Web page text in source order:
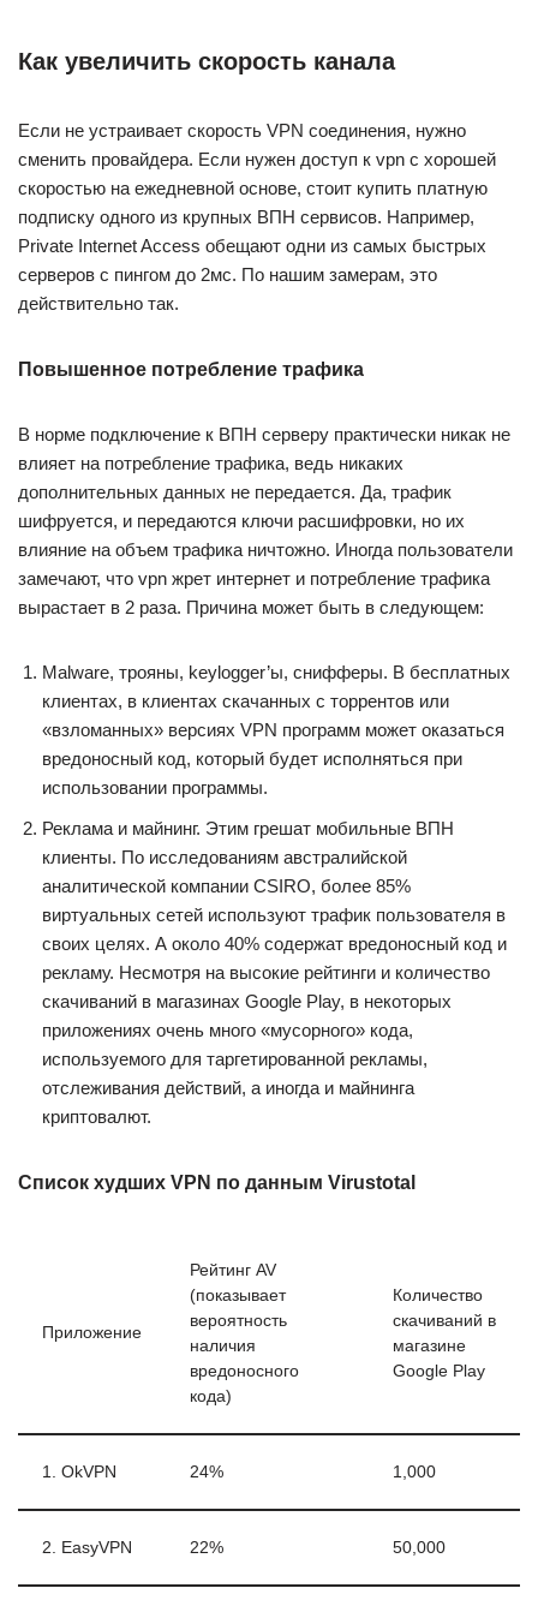
Как увеличить скорость канала
Если не устраивает скорость VPN соединения, нужно
сменить провайдера. Если нужен доступ к vpn с хорошей
скоростью на ежедневной основе, стоит купить платную
подписку одного из крупных ВПН сервисов. Например,
Private Internet Access обещают одни из самых быстрых
серверов с пингом до 2мс. По нашим замерам, это
действительно так.
Повышенное потребление трафика
В норме подключение к ВПН серверу практически никак не
влияет на потребление трафика, ведь никаких
дополнительных данных не передается. Да, трафик
шифруется, и передаются ключи расшифровки, но их
влияние на объем трафика ничтожно. Иногда пользователи
замечают, что vpn жрет интернет и потребление трафика
вырастает в 2 раза. Причина может быть в следующем:
Malware, трояны, keylogger’ы, снифферы. В бесплатных
клиентах, в клиентах скачанных с торрентов или
«взломанных» версиях VPN программ может оказаться
вредоносный код, который будет исполняться при
использовании программы.
Реклама и майнинг. Этим грешат мобильные ВПН
клиенты. По исследованиям австралийской
аналитической компании CSIRO, более 85%
виртуальных сетей используют трафик пользователя в
своих целях. А около 40% содержат вредоносный код и
рекламу. Несмотря на высокие рейтинги и количество
скачиваний в магазинах Google Play, в некоторых
приложениях очень много «мусорного» кода,
используемого для таргетированной рекламы,
отслеживания действий, а иногда и майнинга
криптовалют.
Список худших VPN по данным Virustotal
Приложение
Рейтинг AV
(показывает
вероятность
наличия
вредоносного
кода)
Количество
скачиваний в
магазине
Google Play
1. OkVPN 24% 1,000
2. EasyVPN 22% 50,000